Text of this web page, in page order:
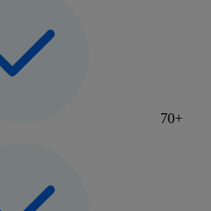
70+